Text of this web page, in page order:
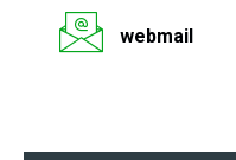
webmail